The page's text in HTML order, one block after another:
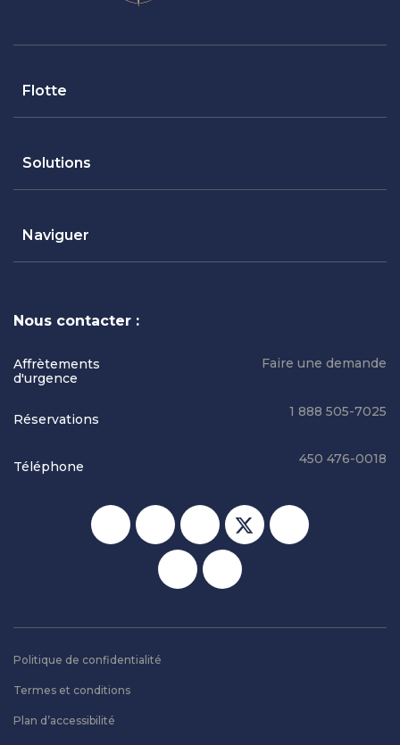
Flotte
Solutions
Naviguer
Nous contacter :
Affrètements
d'urgence
Faire une demande
Réservations
1 888 505-7025
Téléphone
450 476-0018
Réseaux sociaux
Politique de confidentialité
Termes et conditions
Plan d’accessibilité